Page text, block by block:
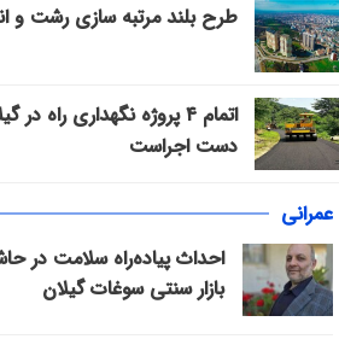
طرح بلند مرتبه‌ سازی رشت و
دست اجراست
عمرانی
احداث پیاده‌راه سلامت در
بازار سنتی سوغات گیلان